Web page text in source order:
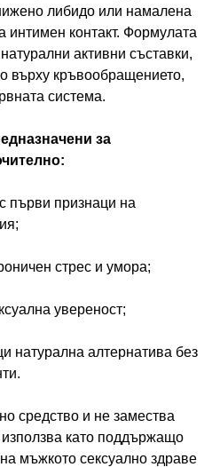
либидо или намалена
интимен контакт. Формулата
активни съставки,
върху кръвообращението,
система.
за
първи признаци на
стрес и умора;
увереност;
натурална алтернатива без
средство и не замества
като поддържащо
мъжкото сексуално здраве